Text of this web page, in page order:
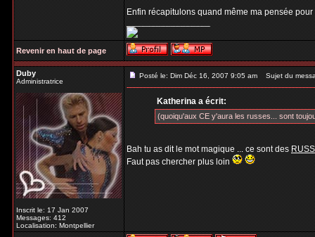
Enfin récapitulons quand même ma pensée
_________________
Revenir en haut de page
Duby
Administratrice
Inscrit le: 17 Jan 2007
Messages: 412
Localisation: Montpellier
Posté le: Dim Déc 16, 2007 9:05 am Sujet du
Katherina a écrit:
(quoiqu'aux CE y'aura les russes... sont
Bah tu as dit le mot magique ... ce sont des
Faut pas chercher plus loin